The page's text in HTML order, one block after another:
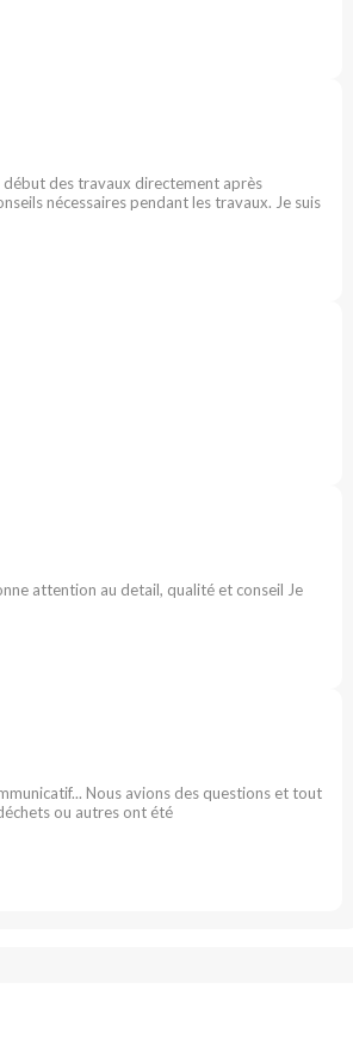
des travaux directement après
nécessaires pendant les travaux. Je suis
attention au detail, qualité et conseil Je
Nous avions des questions et tout
ou autres ont été